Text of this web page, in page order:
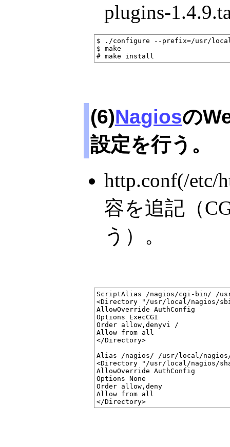
plugins-
$ ./configure --prefix=/usr/
$ make
(6)Nagiosの
設定を行う。
http.conf(/etc/
容を追記（
う）。
ScriptAlias /nagios/cgi-bin/ /
<Directory "/usr/local/nagios/
AllowOverride AuthConfig
Options ExecCGI
Order allow,denyvi /
Allow from all
</Directory>
Alias /nagios/ /usr/local/
<Directory "/usr/local/nagios/
AllowOverride AuthConfig
Options None
Order allow,deny
Allow from all